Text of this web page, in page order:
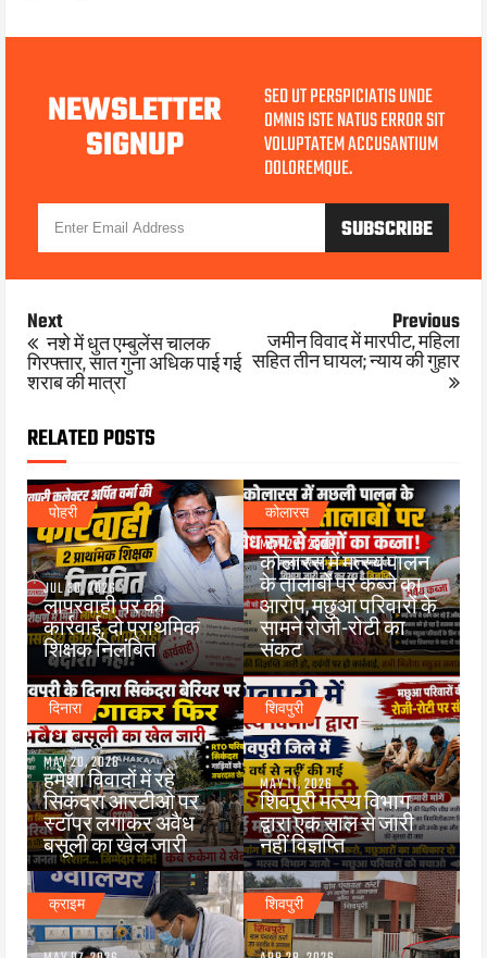
NEWSLETTER
SIGNUP
SED UT PERSPICIATIS UNDE
OMNIS ISTE NATUS ERROR SIT
VOLUPTATEM ACCUSANTIUM
DOLOREMQUE.
Next
नशे में धुत एम्बुलेंस चालक
गिरफ्तार, सात गुना अधिक पाई गई
शराब की मात्रा
Previous
जमीन विवाद में मारपीट, महिला
सहित तीन घायल; न्याय की गुहार
RELATED POSTS
पोहरी
JUL 30, 2026
लापरवाही पर की
कार्रवाई, दो प्राथमिक
शिक्षक निलंबित
कोलारस
MAY 26, 2026
कोलारस में मत्स्य पालन
के तालाबों पर कब्जे का
आरोप, मछुआ परिवारों के
सामने रोजी-रोटी का
संकट
दिनारा
MAY 20, 2026
हमेशा विवादों में रहे
सिकंदरा आरटीओ पर
स्टॉपर लगाकर अवैध
बसूली का खेल जारी
शिवपुरी
MAY 11, 2026
शिवपुरी मत्स्य विभाग
द्वारा एक साल से जारी
नहीं विज्ञप्ति
क्राइम शिवपुरी